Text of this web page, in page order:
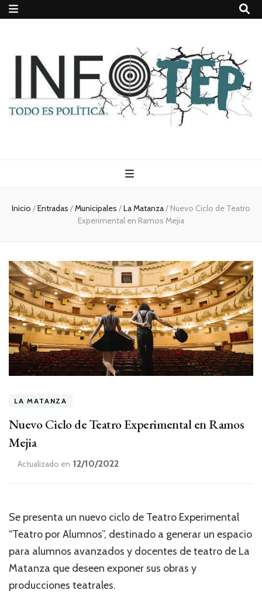
Todo es
(rosca)
política
Inicio /Entradas /Municipales /La Matanza/ Nuevo Ciclo de Teatro
Experimental en Ramos Mejia
LA MATANZA
Nuevo Ciclo de Teatro Experimental en Ramos
Mejia
Actualizado en 12/10/2022
Se presenta un nuevo ciclo de Teatro Experimental
“Teatro por Alumnos”, destinado a generar un espacio
para alumnos avanzados y docentes de teatro de La
Matanza que deseen exponer sus obras y
producciones teatrales.